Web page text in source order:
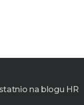
na blogu HR